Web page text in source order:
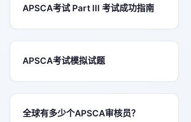
APSCA考试 Part III 考试成功指南
APSCA考试模拟试题
全球有多少个APSCA审核员？